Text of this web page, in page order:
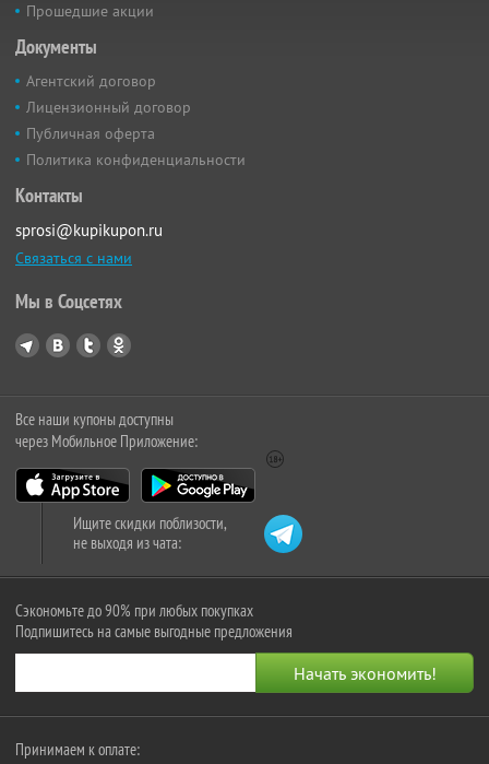
Прошедшие акции
Документы
Агентский договор
Лицензионный договор
Публичная оферта
Политика конфиденциальности
Контакты
sprosi@kupikupon.ru
Связаться с нами
Мы в Соцсетях
Все наши купоны доступны
через Мобильное Приложение:
Ищите скидки поблизости,
не выходя из чата:
Сэкономьте до 90% при любых покупках
Подпишитесь на самые выгодные предложения
Принимаем к оплате: